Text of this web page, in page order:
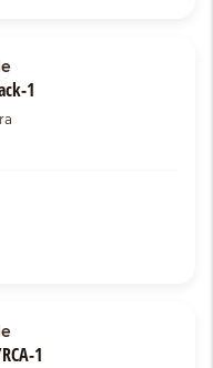
1
1